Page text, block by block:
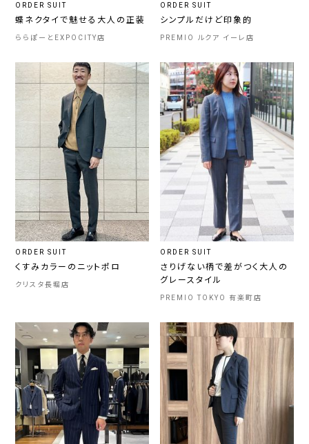
ORDER SUIT
蝶ネクタイで魅せる大人の正装
ららぽーとEXPOCITY店
ORDER SUIT
シンプルだけど印象的
PREMIO ルクア イーレ店
ORDER SUIT
くすみカラーのニットポロ
クリスタ長堀店
ORDER SUIT
さりげない柄で差がつく大人の
グレースタイル
PREMIO TOKYO 有楽町店